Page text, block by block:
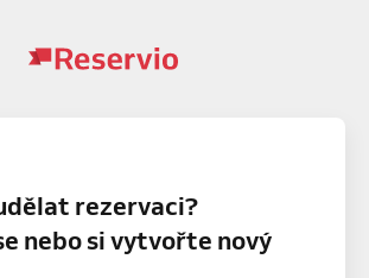
rezervaci?
nebo si vytvořte nový